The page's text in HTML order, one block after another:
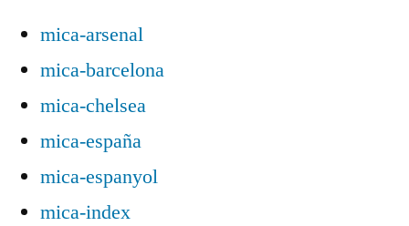
mica-arsenal
mica-barcelona
mica-chelsea
mica-españa
mica-espanyol
mica-index